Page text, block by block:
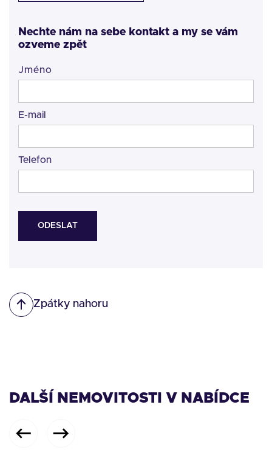
Nechte nám na sebe kontakt a my se vám
ozveme zpět
Jméno
E-mail
Telefon
Zpátky nahoru
DALŠÍ NEMOVITOSTI V NABÍDCE